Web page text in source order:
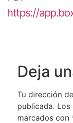
https://
Deja
Tu dirección
publicada. Los
marcados con